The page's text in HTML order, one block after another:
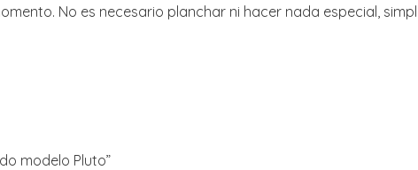
No es necesario planchar ni hacer nada especial,
modelo Pluto”